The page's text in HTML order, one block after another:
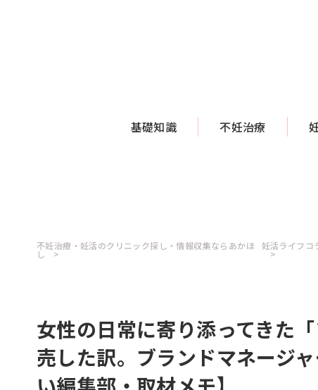
基礎知識 不妊治療
不妊治療・妊活のクリニック探し・情報収集ならあかほ
し
妊活ライフコ
女性の日常に寄り添ってきた
売した訳。ブランドマネージ